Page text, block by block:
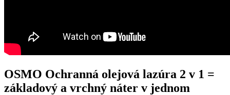
OSMO Ochranná olejová lazúra 2 v 1 =
základový a vrchný náter v jednom